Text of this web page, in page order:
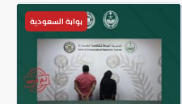
بوابة السعودية